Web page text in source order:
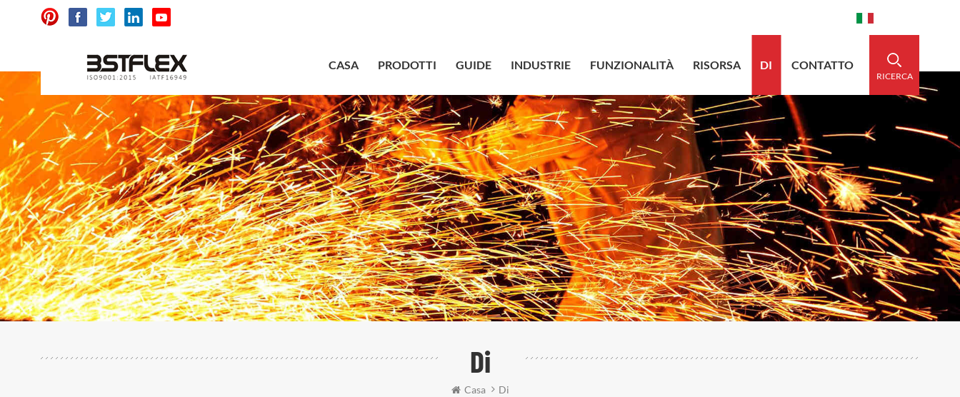
RICERCA
CASA PRODOTTI GUIDE INDUSTRIE FUNZIONALITÀ RISORSA DI CONTATTO
Di
Casa Di